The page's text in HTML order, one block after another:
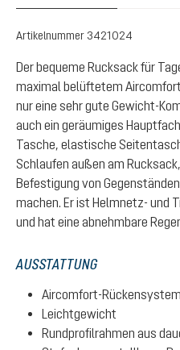
Artikelnummer 3421024
Der bequeme Rucksack für
maximal belüftetem
nur eine sehr gute Gewicht-
auch ein geräumiges
Tasche, elastische
Schlaufen außen am
Befestigung von
machen. Er ist Helmnetz- und
und hat eine abnehmbare
AUSSTATTUNG
Aircomfort-Rückensystem
Leichtgewicht
Rundprofilrahmen aus